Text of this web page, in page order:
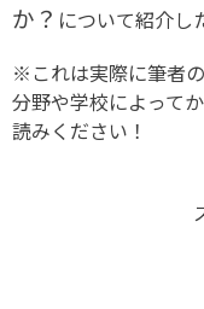
か？ について紹介し
※これは実際に筆者の
分野や学校によって
読みください！